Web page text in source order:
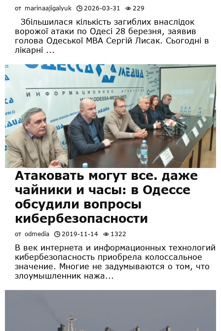
от marinaajigalyuk 2026-03-31 229
Збільшилася кількість загиблих внаслідок
ворожої атаки по Одесі 28 березня, заявив
голова Одеської МВА Сергій Лисак. Сьогодні в
лікарні ...
Атаковать могут все. даже
чайники и часы: в Одессе
обсудили вопросы
кибербезопасности
от odmedia 2019-11-14 1322
В век интернета и информационных технологий
кибербезопасность приобрела колоссальное
значение. Многие не задумываются о том, что
злоумышленник нажа...